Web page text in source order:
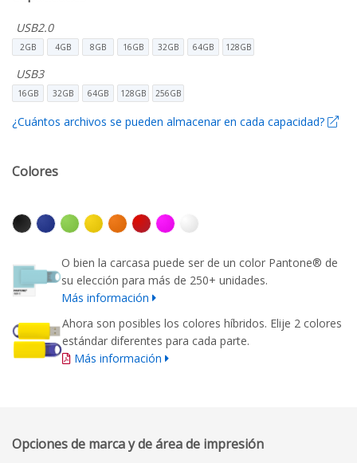
USB2.0
2GB 4GB 8GB 16GB 32GB 64GB 128GB
USB3
16GB 32GB 64GB 128GB 256GB
¿Cuántos archivos se pueden almacenar en cada capacidad?
Colores
O bien la carcasa puede ser de un color Pantone® de
su elección para más de 250+ unidades.
Más información
Ahora son posibles los colores híbridos. Elije 2 colores
estándar diferentes para cada parte.
Más información
Opciones de marca y de área de impresión